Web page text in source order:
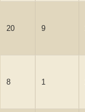
20 9
8 1